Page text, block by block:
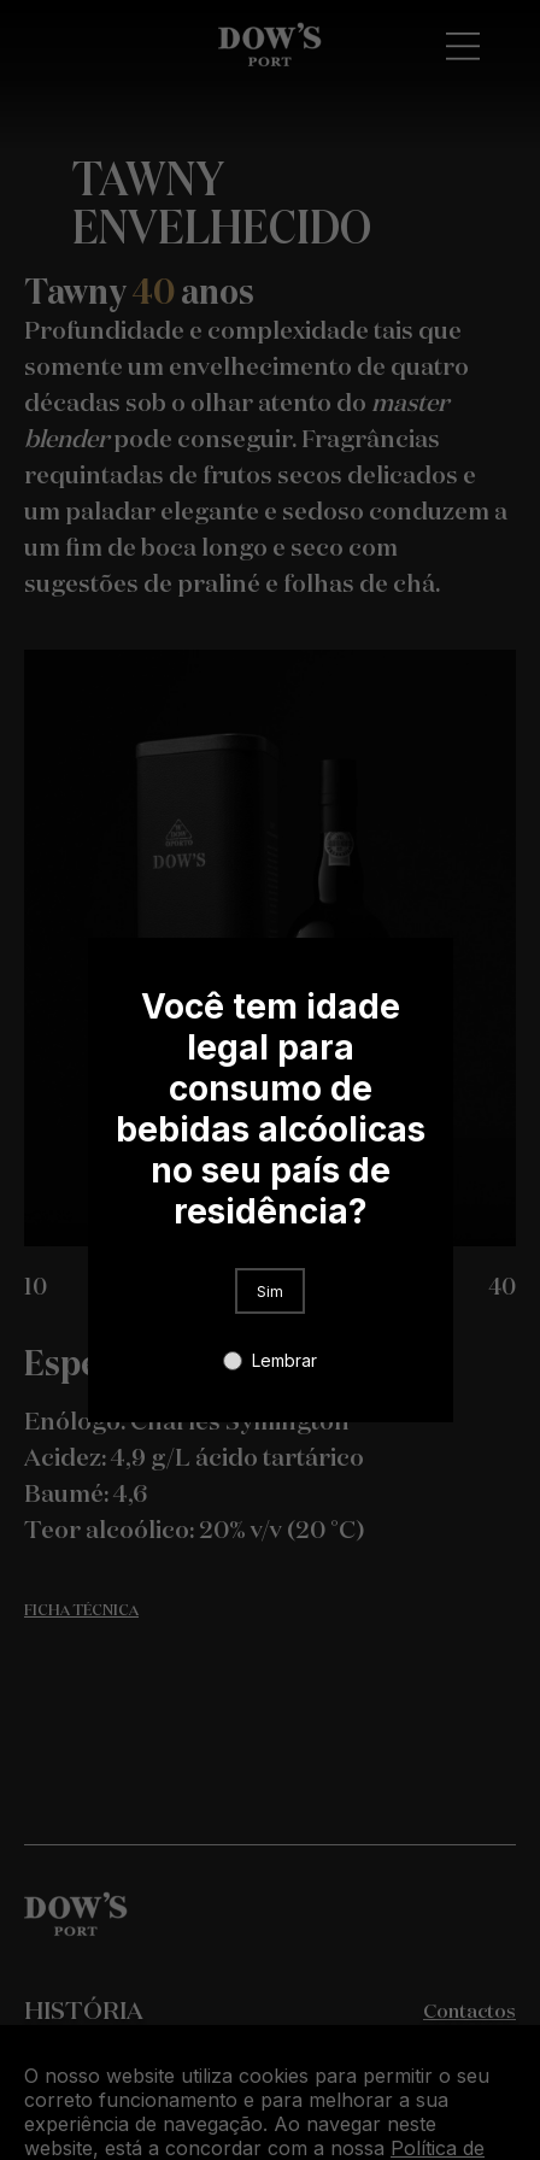
TAWNY
ENVELHECIDO
10 40
Tawny40anos
Profundidade e complexidade tais que
somente um envelhecimento de quatro
décadas sob o olhar atento do master
blenderpode conseguir. Fragrâncias
requintadas de frutos secos delicados e
um paladar elegante e sedoso conduzem a
um fim de boca longo e seco com
sugestões de praliné e folhas de chá.
Especificações
Enólogo: Charles Symington
Acidez: 4,9 g/L ácido tartárico
Baumé: 4,6
Teor alcoólico: 20% v/v (20 °C)
FICHA TÉCNICA
HISTÓRIA
VINHOS
QUINTAS
Contactos
Onde comprar
Symington Family Estates
O nosso website utiliza cookies para permitir o seu
correto funcionamento e para melhorar a sua
experiência de navegação. Ao navegar neste
website, está a concordar com a nossa Política de
Você tem idade
legal para
consumo de
bebidas alcóolicas
no seu país de
residência?
Sim
Lembrar